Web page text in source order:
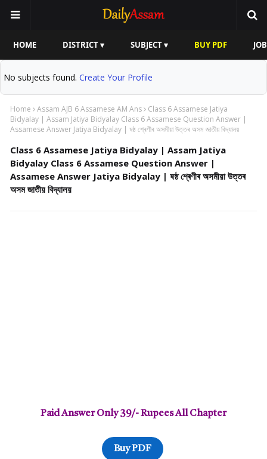
HOME DISTRICT ▾ SUBJECT ▾ BUY PDF
No subjects found. Create Your Profile
Home Assam AJB 6 Assamese AM Ans
Class 6 Assamese Jatiya
Bidyalay | Assam Jatiya Bidyalay Class 6 Assamese Question Answer |
Assamese Answer Jatiya Bidyalay | ষষ্ঠ শ্ৰেণীৰ অসমীয়া উত্তৰ অসম জাতীয় বিদ্যালয়
Class 6 Assamese Jatiya Bidyalay | Assam Jatiya
Bidyalay Class 6 Assamese Question Answer |
Assamese Answer Jatiya Bidyalay | ষষ্ঠ শ্ৰেণীৰ অসমীয়া উত্তৰ
অসম জাতীয় বিদ্যালয়
Paid Answer Only 39/- Rupees All Chapter
Buy PDF